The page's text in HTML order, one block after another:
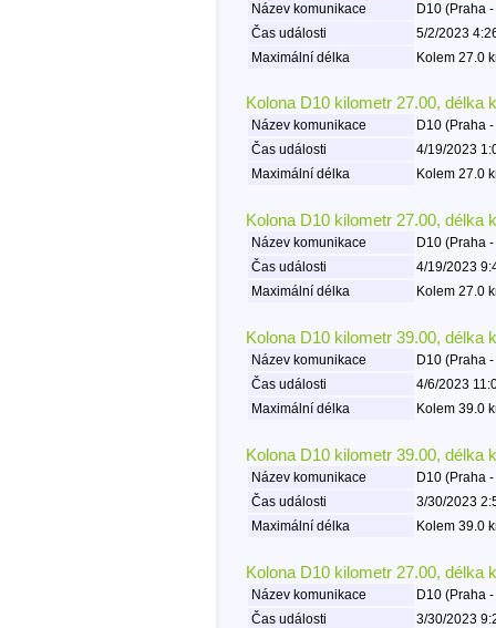
Název komunikace
D10 (Praha
Čas události
5/2/2023
Maximální délka
Kolem 27.0
Kolona D10 kilometr 27.00, délka
Název komunikace
D10 (Praha
Čas události
4/19/2023
Maximální délka
Kolem 27.0
Kolona D10 kilometr 27.00, délka
Název komunikace
D10 (Praha
Čas události
4/19/2023
Maximální délka
Kolem 27.0
Kolona D10 kilometr 39.00, délka
Název komunikace
D10 (Praha
Čas události
4/6/2023
Maximální délka
Kolem 39.0
Kolona D10 kilometr 39.00, délka
Název komunikace
D10 (Praha
Čas události
3/30/2023
Maximální délka
Kolem 39.0
Kolona D10 kilometr 27.00, délka
Název komunikace
D10 (Praha
Čas události
3/30/2023